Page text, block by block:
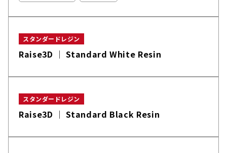
スタンダードレジン
Raise3D │ Standard White Resin
スタンダードレジン
Raise3D │ Standard Black Resin